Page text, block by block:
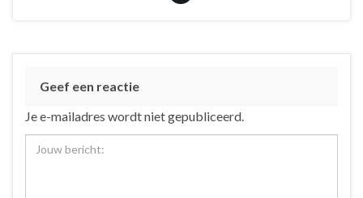
Geef een reactie
Je e-mailadres wordt niet gepubliceerd.